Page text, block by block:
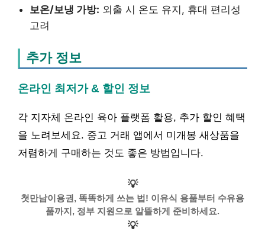
보온/보냉 가방: 외출 시 온도 유지, 휴대 편리성
고려
추가 정보
온라인 최저가 & 할인 정보
각 지자체 온라인 육아 플랫폼 활용, 추가 할인 혜택
을 노려보세요. 중고 거래 앱에서 미개봉 새상품을
저렴하게 구매하는 것도 좋은 방법입니다.
💡
첫만남이용권, 똑똑하게 쓰는 법! 이유식 용품부터 수유용
품까지, 정부 지원으로 알뜰하게 준비하세요.
💡